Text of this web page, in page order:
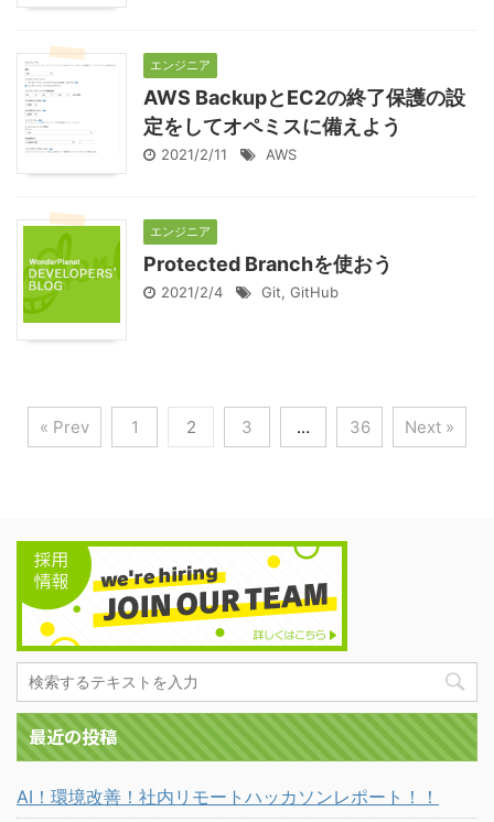
エンジニア
AWS BackupとEC2の終了保護の設
定をしてオペミスに備えよう
2021/2/11 AWS
エンジニア
Protected Branchを使おう
2021/2/4 Git, GitHub
« Prev 1 2 3 … 36 Next »
最近の投稿
AI！環境改善！社内リモートハッカソンレポート！！